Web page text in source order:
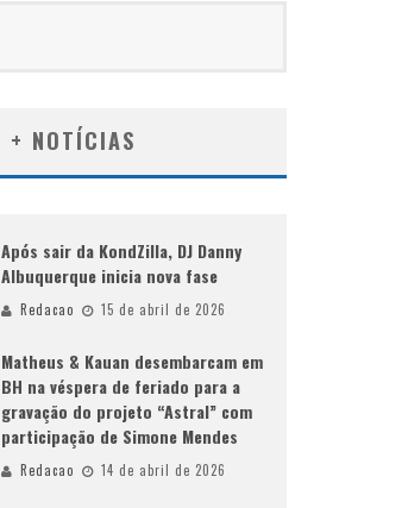
+ NOTÍCIAS
Após sair da KondZilla, DJ Danny
Albuquerque inicia nova fase
Redacao 15 de abril de 2026
Matheus & Kauan desembarcam em
BH na véspera de feriado para a
gravação do projeto “Astral” com
participação de Simone Mendes
Redacao 14 de abril de 2026